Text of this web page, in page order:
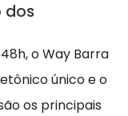
dos
o Way Barra
único e o
os principais